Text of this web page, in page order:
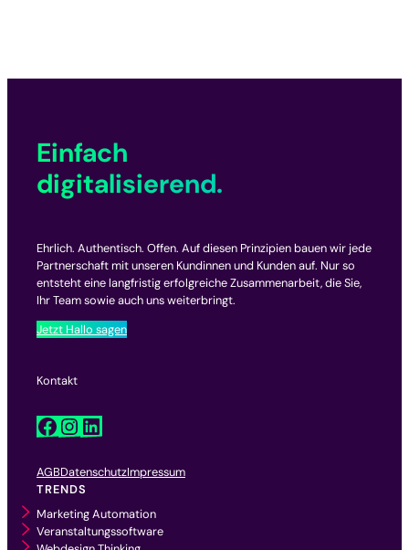
Einfach
digitalisierend.
Ehrlich. Authentisch. Offen. Auf diesen Prinzipien bauen wir jede
Partnerschaft mit unseren Kundinnen und Kunden auf. Nur so
entsteht eine langfristig erfolgreiche Zusammenarbeit, die Sie,
Ihr Team sowie auch uns weiterbringt.
Jetzt Hallo sagen
Kontakt
Facebook InstagramLinkedIn
AGBDatenschutzImpressum
TRENDS
Marketing Automation
Veranstaltungssoftware